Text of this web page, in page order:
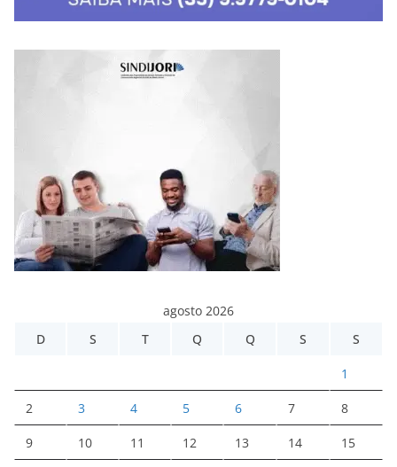
agosto 2026
D
S T Q Q S S
1
2 3 4 5 6 7 8
9 10 11 12 13 14 15